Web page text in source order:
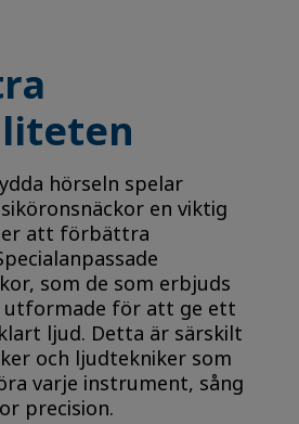
hörseln spelar
en viktig
att förbättra
som de som erbjuds
utformade för att ge ett
ljud. Detta är särskilt
och ljudtekniker som
varje instrument, sång
precision.